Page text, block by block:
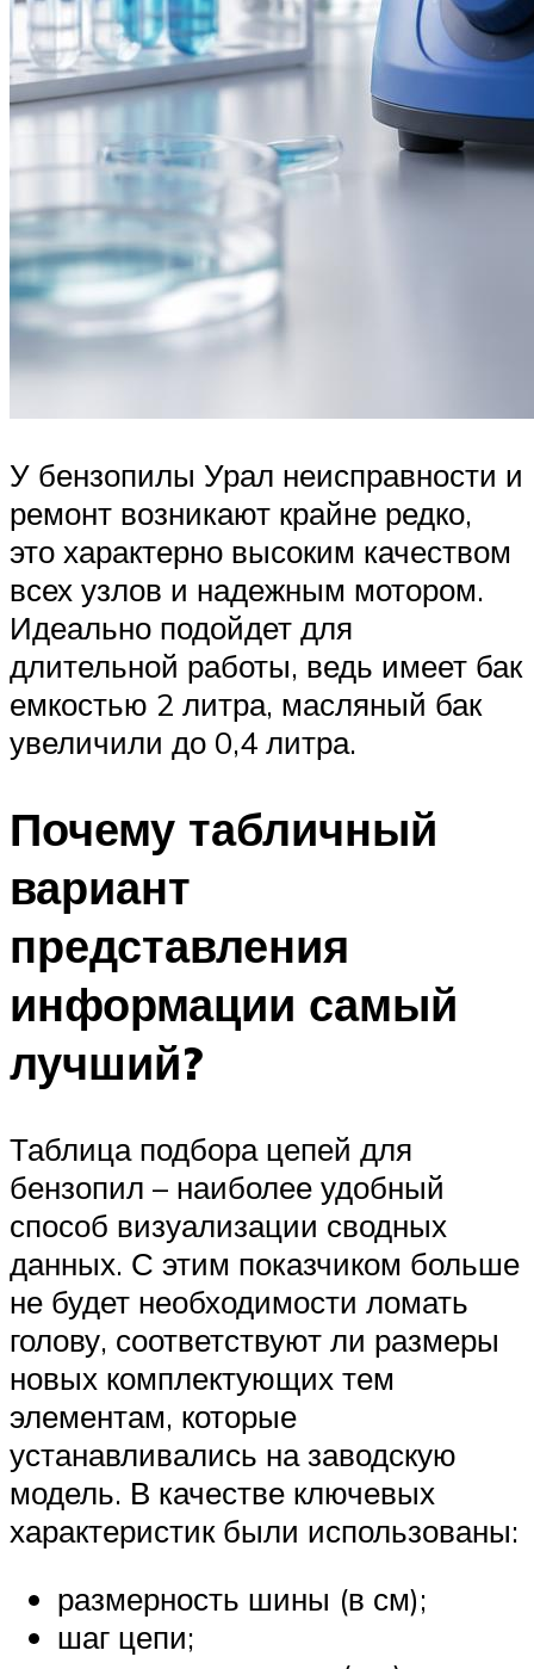
У бензопилы Урал неисправности и
ремонт возникают крайне редко,
это характерно высоким качеством
всех узлов и надежным мотором.
Идеально подойдет для
длительной работы, ведь имеет бак
емкостью 2 литра, масляный бак
увеличили до 0,4 литра.
Почему табличный
вариант
представления
информации самый
лучший?
Таблица подбора цепей для
бензопил – наиболее удобный
способ визуализации сводных
данных. С этим показчиком больше
не будет необходимости ломать
голову, соответствуют ли размеры
новых комплектующих тем
элементам, которые
устанавливались на заводскую
модель. В качестве ключевых
характеристик были использованы:
размерность шины (в см);
шаг цепи;